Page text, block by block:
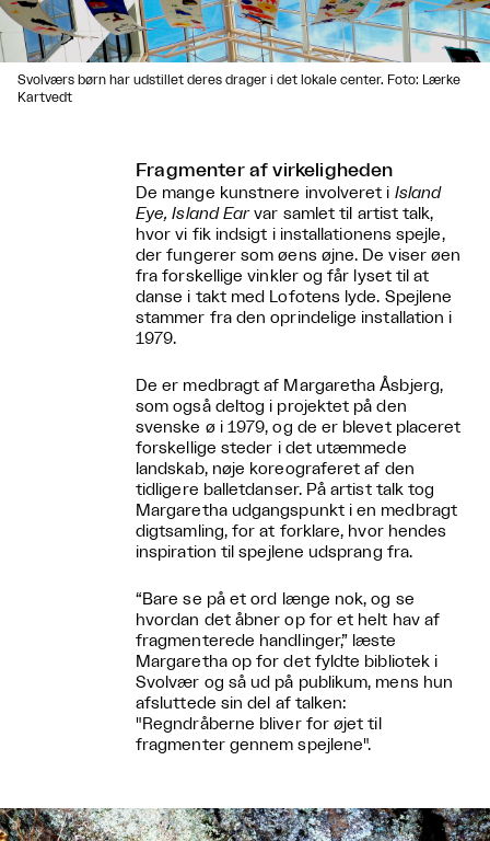
Svolværs børn har udstillet deres drager i det lokale center. Foto: Lærke
Kartvedt
Fragmenter af virkeligheden
De mange kunstnere involveret i Island
Eye, Island Earvar samlet til artist talk,
hvor vi fik indsigt i installationens spejle,
der fungerer som øens øjne. De viser øen
fra forskellige vinkler og får lyset til at
danse i takt med Lofotens lyde. Spejlene
stammer fra den oprindelige installation i
1979.
De er medbragt af Margaretha Åsbjerg,
som også deltog i projektet på den
svenske ø i 1979, og de er blevet placeret
forskellige steder i det utæmmede
landskab, nøje koreograferet af den
tidligere balletdanser. På artist talk tog
Margaretha udgangspunkt i en medbragt
digtsamling, for at forklare, hvor hendes
inspiration til spejlene udsprang fra.
“Bare se på et ord længe nok, og se
hvordan det åbner op for et helt hav af
fragmenterede handlinger,” læste
Margaretha op for det fyldte bibliotek i
Svolvær og så ud på publikum, mens hun
afsluttede sin del af talken:
"Regndråberne bliver for øjet til
fragmenter gennem spejlene".